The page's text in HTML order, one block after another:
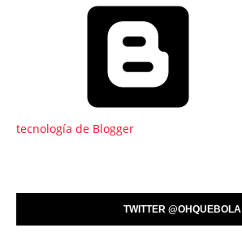
tecnología de Blogger
TWITTER @OHQUEBOLA